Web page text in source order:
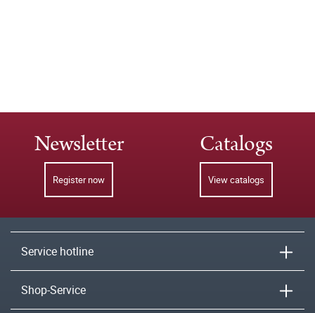
Newsletter
Register now
Catalogs
View catalogs
Service hotline
Shop-Service